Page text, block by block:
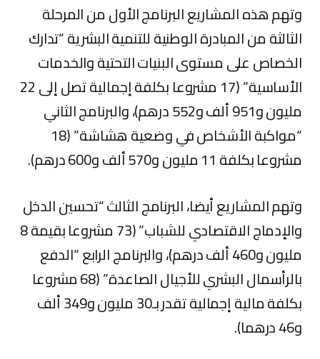
وتهم هذه المشاريع البرنامج الأول من المرحلة
الثالثة من المبادرة الوطنية للتنمية البشرية “تدارك
الخصاص على مستوى البنيات التحتية والخدمات
الأساسية” (17 مشروعا بكلفة إجمالية تصل إلى 22
مليون و951 ألف و552 درهم)، والبرنامج الثاني
“مواكبة الأشخاص في وضعية هشاشة” (18
مشروعا بكلفة 11 مليون و570 ألف و600 درهم).
وتهم المشاريع أيضا، البرنامج الثالث “تحسين الدخل
والإدماج الاقتصادي للشباب” (73 مشروعا بقيمة 8
مليون و460 ألف درهم)، والبرنامج الرابع “الدفع
بالرأسمال البشري للأجيال الصاعدة” (68 مشروعا
بكلفة مالية إجمالية تقدر بـ30 مليون و349 ألف
و46 درهما).